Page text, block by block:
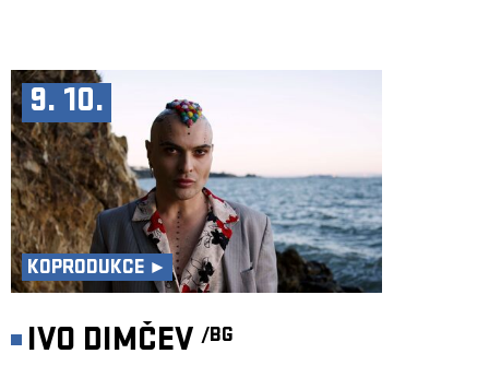
9. 10.
KOPRODUKCE ►
IVO DIMČEV /BG